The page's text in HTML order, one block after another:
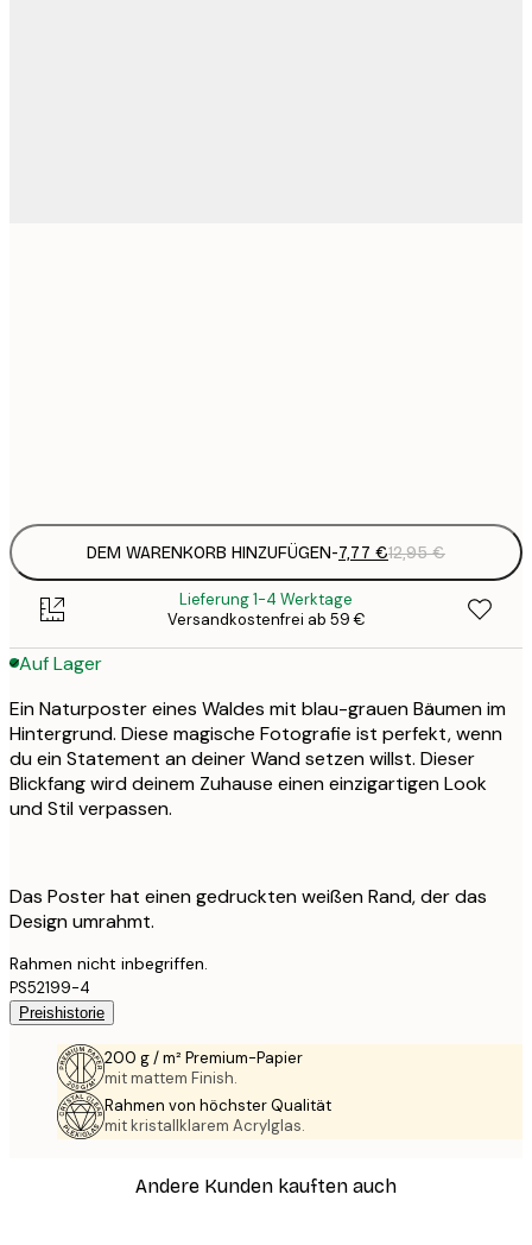
DEM WARENKORB HINZUFÜGEN-7,77 €12,95 €
Lieferung 1-4 Werktage
Versandkostenfrei ab 59 €
Auf Lager
Ein Naturposter eines Waldes mit blau-grauen Bäumen im
Hintergrund. Diese magische Fotografie ist perfekt, wenn
du ein Statement an deiner Wand setzen willst. Dieser
Blickfang wird deinem Zuhause einen einzigartigen Look
und Stil verpassen.
Das Poster hat einen gedruckten weißen Rand, der das
Design umrahmt.
Rahmen nicht inbegriffen.
PS52199-4
Preishistorie
200 g / m² Premium-Papier
mit mattem Finish.
Rahmen von höchster Qualität
mit kristallklarem Acrylglas.
Andere Kunden kauften auch